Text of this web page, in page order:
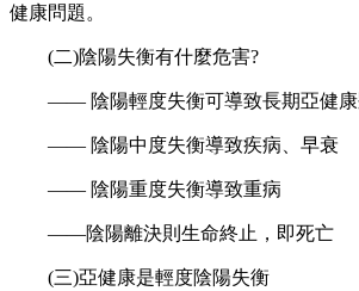
健康問題。
(二)陰陽失衡有什麼危害?
—— 陰陽輕度失衡可導致長期亞健康
—— 陰陽中度失衡導致疾病、早衰
—— 陰陽重度失衡導致重病
——陰陽離決則生命終止，即死亡
(三)亞健康是輕度陰陽失衡